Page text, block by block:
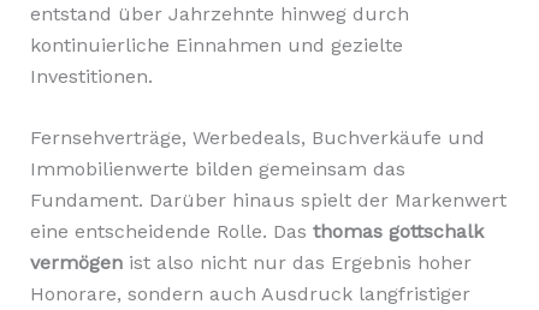
entstand über Jahrzehnte hinweg durch
kontinuierliche Einnahmen und gezielte
Investitionen.
Fernsehverträge, Werbedeals, Buchverkäufe und
Immobilienwerte bilden gemeinsam das
Fundament. Darüber hinaus spielt der Markenwert
eine entscheidende Rolle. Das thomas gottschalk
vermögenist also nicht nur das Ergebnis hoher
Honorare, sondern auch Ausdruck langfristiger